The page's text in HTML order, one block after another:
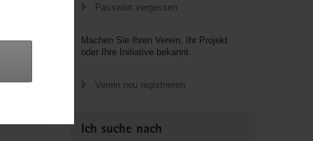
Passwort vergessen
Machen Sie Ihren Verein, Ihr Projekt
oder Ihre Initiative bekannt.
Verein neu registrieren
Ich suche nach